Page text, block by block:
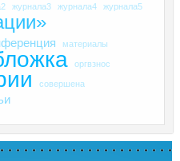
журнала3 журнала4 журнала5
материалы
оргвзнос
совершена